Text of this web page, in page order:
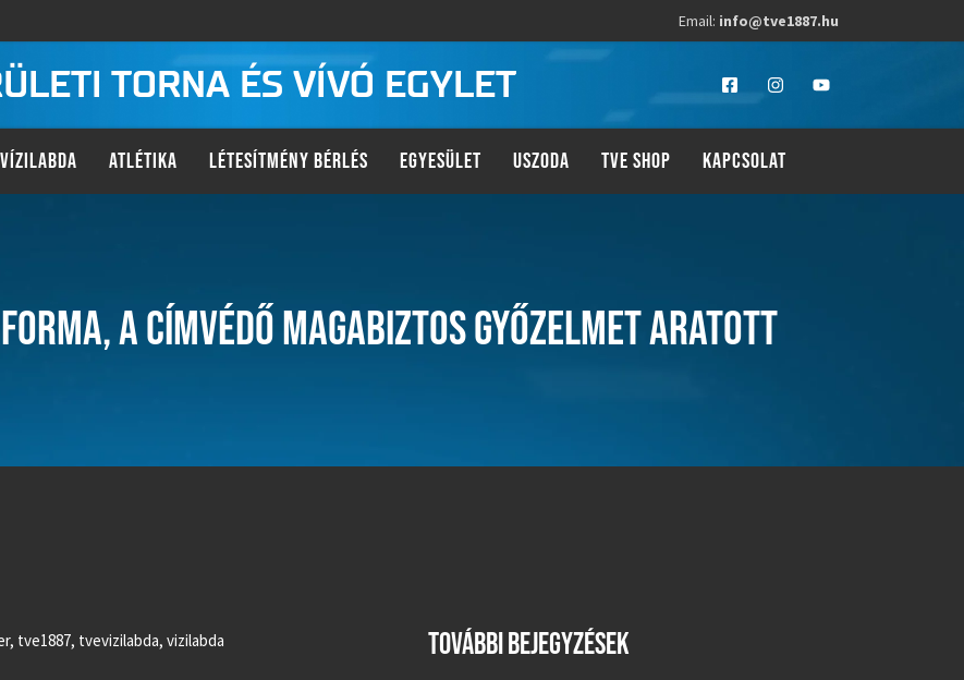
Email: info@tve1887.hu
TORNA ÉS VÍVÓ EGYLET
VÍZILABDA ATLÉTIKA LÉTESÍTMÉNY BÉRLÉS EGYESÜLET USZODA TVE SHOP KAPCSOLAT
A CÍMVÉDŐ MAGABIZTOS GYŐZELMET ARATOTT
, tve1887, tvevizilabda, vizilabda TOVÁBBI BEJEGYZÉSEK